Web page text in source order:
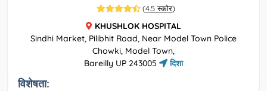
(4.5 स्कोर)
KHUSHLOK HOSPITAL
Sindhi Market, Pilibhit Road, Near Model Town Police
Chowki, Model Town,
Bareilly UP 243005
दिशा
विशेषता: